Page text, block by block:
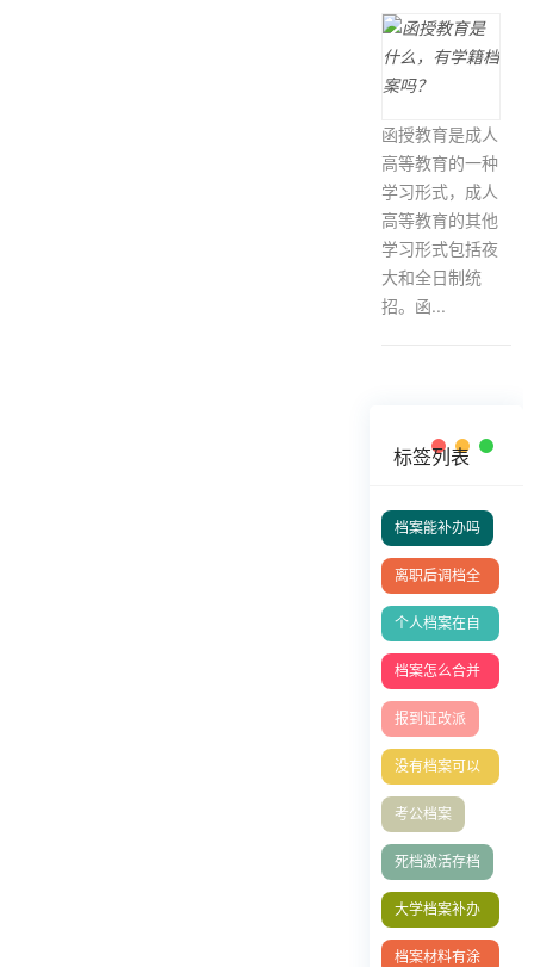
函授教育是成人
高等教育的一种
学习形式，成人
高等教育的其他
学习形式包括夜
大和全日制统
招。函...
标签列表
档案能补办吗
离职后调档全
攻略
个人档案在自
己手里成死档
如何激活
档案怎么合并
存档？
报到证改派
没有档案可以
办理退休吗？
考公档案
死档激活存档
大学档案补办
流程
档案材料有涂